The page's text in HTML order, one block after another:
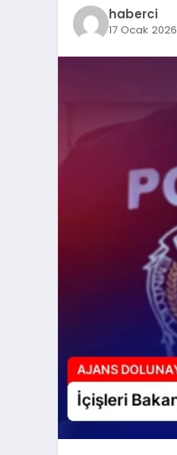
haberci
17 Ocak 2026